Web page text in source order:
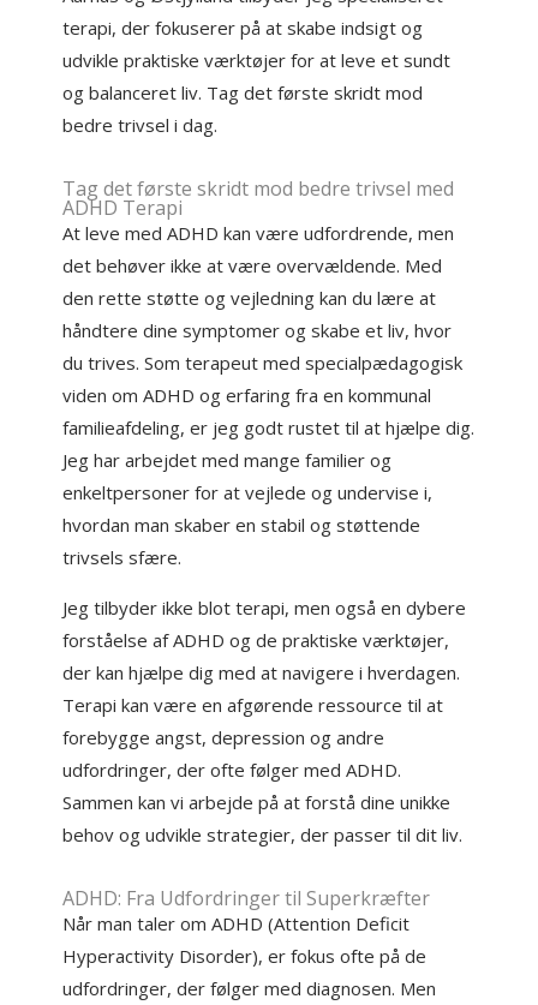
terapi, der fokuserer på at skabe indsigt og
udvikle praktiske værktøjer for at leve et sundt
og balanceret liv. Tag det første skridt mod
bedre trivsel i dag.
Tag det første skridt mod bedre trivsel med
ADHD Terapi
At leve med ADHD kan være udfordrende, men
det behøver ikke at være overvældende. Med
den rette støtte og vejledning kan du lære at
håndtere dine symptomer og skabe et liv, hvor
du trives. Som terapeut med specialpædagogisk
viden om ADHD og erfaring fra en kommunal
familieafdeling, er jeg godt rustet til at hjælpe dig.
Jeg har arbejdet med mange familier og
enkeltpersoner for at vejlede og undervise i,
hvordan man skaber en stabil og støttende
trivsels sfære.
Jeg tilbyder ikke blot terapi, men også en dybere
forståelse af ADHD og de praktiske værktøjer,
der kan hjælpe dig med at navigere i hverdagen.
Terapi kan være en afgørende ressource til at
forebygge angst, depression og andre
udfordringer, der ofte følger med ADHD.
Sammen kan vi arbejde på at forstå dine unikke
behov og udvikle strategier, der passer til dit liv.
ADHD: Fra Udfordringer til Superkræfter
Når man taler om ADHD (Attention Deficit
Hyperactivity Disorder), er fokus ofte på de
udfordringer, der følger med diagnosen. Men